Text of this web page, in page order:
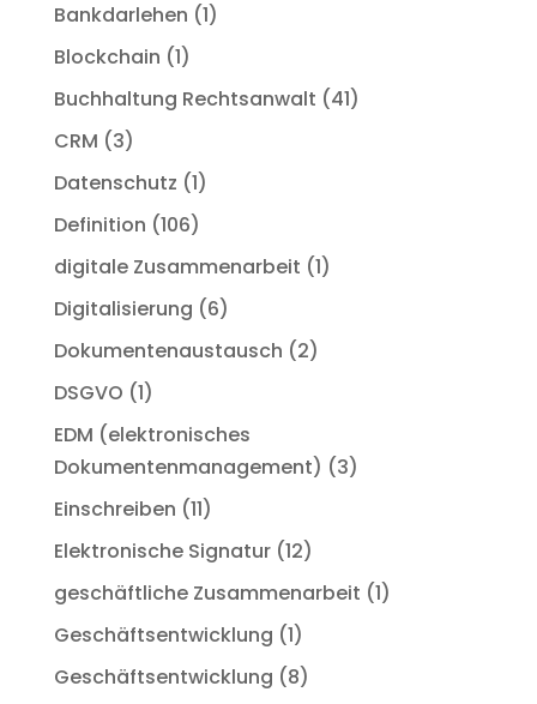
Bankdarlehen (1)
Blockchain (1)
Buchhaltung Rechtsanwalt (41)
CRM (3)
Datenschutz (1)
Definition (106)
digitale Zusammenarbeit (1)
Digitalisierung (6)
Dokumentenaustausch (2)
DSGVO (1)
EDM (elektronisches
Dokumentenmanagement) (3)
Einschreiben (11)
Elektronische Signatur(12)
geschäftliche Zusammenarbeit (1)
Geschäftsentwicklung (1)
Geschäftsentwicklung (8)